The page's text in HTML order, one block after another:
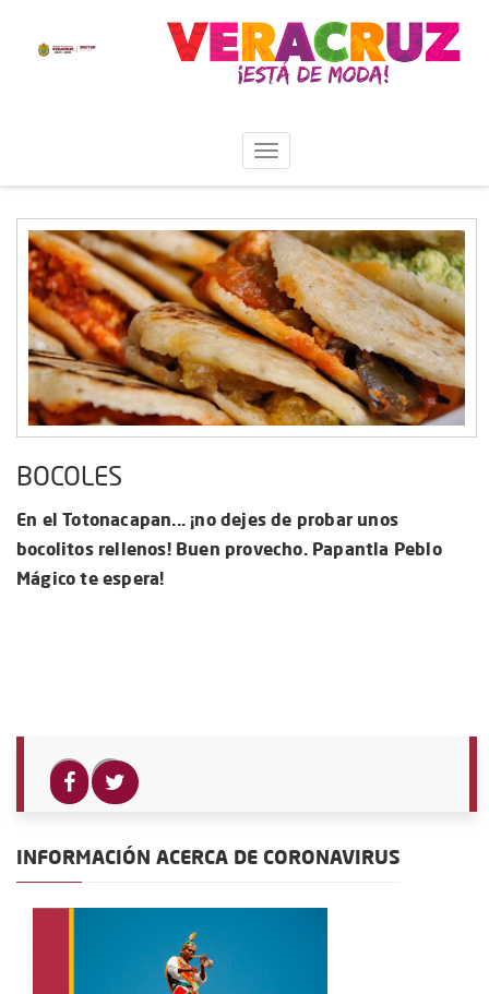
BOCOLES
En el Totonacapan... ¡no dejes de probar unos
bocolitos rellenos! Buen provecho. Papantla Peblo
Mágico te espera!
INFORMACIÓN ACERCA DE CORONAVIRUS